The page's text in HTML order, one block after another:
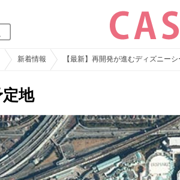
新着情報 【最新】再開発が進むディズニー
地